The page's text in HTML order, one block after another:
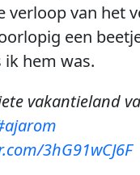
verloop van het
een
ik hem was.
vakantieland
3hG91wCJ6F